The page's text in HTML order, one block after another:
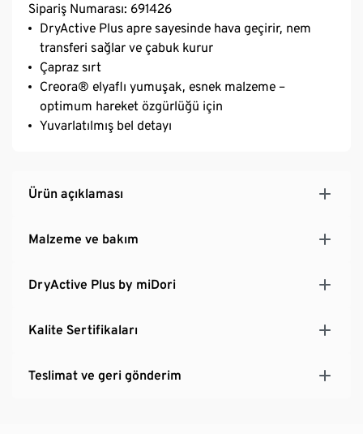
Sipariş Numarası: 691426
DryActive Plus apre sayesinde hava geçirir, nem
transferi sağlar ve çabuk kurur
Çapraz sırt
Creora® elyaflı yumuşak, esnek malzeme –
optimum hareket özgürlüğü için
Yuvarlatılmış bel detayı
Ürün açıklaması
Malzeme ve bakım
DryActive Plus by miDori
Kalite Sertifikaları
Teslimat ve geri gönderim